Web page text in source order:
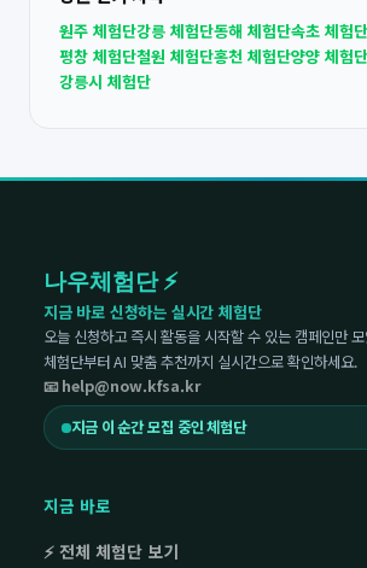
원주 체험단강릉 체험단동해 체험단속초 체험단
평창 체험단철원 체험단홍천 체험단양양 체험단
강릉시 체험단
나우체험단 ⚡
지금 바로 신청하는 실시간 체험단
오늘 신청하고 즉시 활동을 시작할 수 있는 캠페인만
체험단부터 AI 맞춤 추천까지 실시간으로 확인하세요.
📧 help@now.kfsa.kr
지금 이 순간 모집 중인 체험단
지금 바로
⚡ 전체 체험단 보기